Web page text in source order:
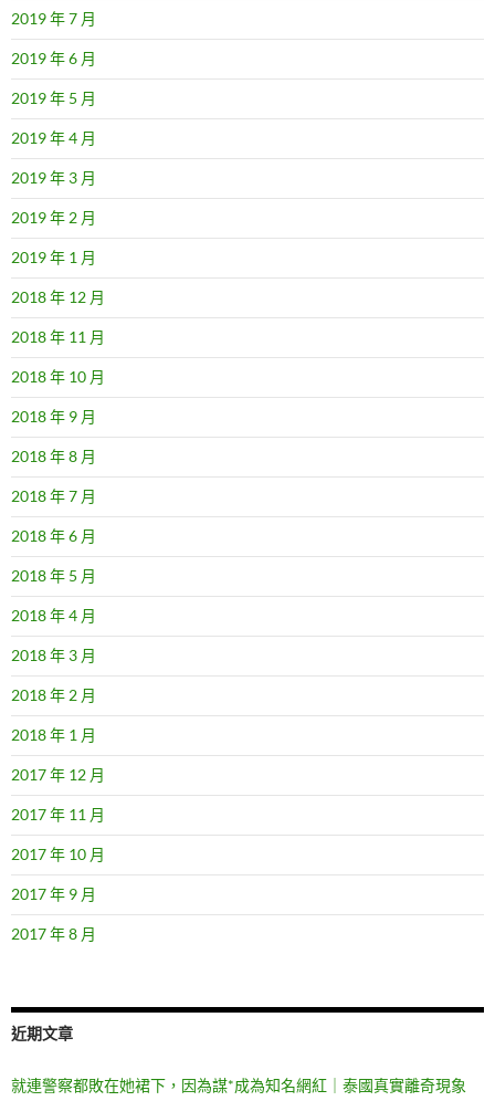
2019 年 7 月
2019 年 6 月
2019 年 5 月
2019 年 4 月
2019 年 3 月
2019 年 2 月
2019 年 1 月
2018 年 12 月
2018 年 11 月
2018 年 10 月
2018 年 9 月
2018 年 8 月
2018 年 7 月
2018 年 6 月
2018 年 5 月
2018 年 4 月
2018 年 3 月
2018 年 2 月
2018 年 1 月
2017 年 12 月
2017 年 11 月
2017 年 10 月
2017 年 9 月
2017 年 8 月
近期文章
就連警察都敗在她裙下，因為謀*成為知名網紅｜泰國真實離奇現象